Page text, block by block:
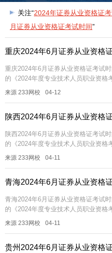
关注“2024年证券从业资格证
月证券从业资格证考试时间”
重庆2024年6月证券从业资格
重庆2024年6月证券从业资格证考试
的《2024年度专业技术人员职业资格
格证统考是在6月1日、2日。统考一
来源 233网校 04-12
陕西2024年6月证券从业资格
陕西2024年6月证券从业资格证考试
的《2024年度专业技术人员职业资格
格证统考是在6月1日、2日。统考一
来源 233网校 04-11
青海2024年6月证券从业资格
青海2024年6月证券从业资格证考试
的《2024年度专业技术人员职业资格
格证统考是在6月1日、2日。统考一
来源 233网校 04-11
贵州2024年6月证券从业资格